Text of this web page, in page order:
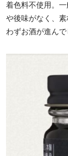
着色料不使用。
や後味がなく、
わずお酒が進んで